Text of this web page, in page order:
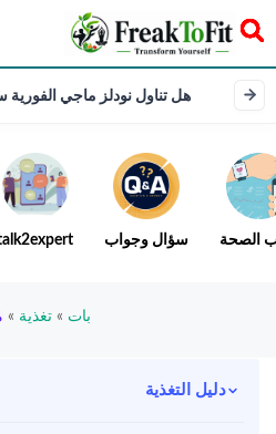
سخر
هل تناول نودلز ماجي
سؤال وجواب الصحة
بات » تغذية »
دليل التغذية